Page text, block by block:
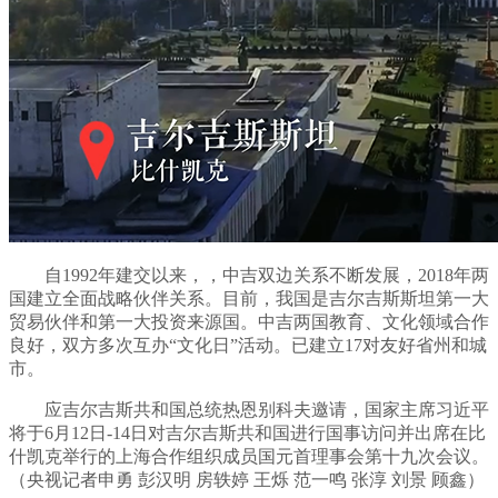
自1992年建交以来，，中吉双边关系不断发展，2018年两
国建立全面战略伙伴关系。目前，我国是吉尔吉斯斯坦第一大
贸易伙伴和第一大投资来源国。中吉两国教育、文化领域合作
良好，双方多次互办“文化日”活动。已建立17对友好省州和城
市。
应吉尔吉斯共和国总统热恩别科夫邀请，国家主席习近平
将于6月12日-14日对吉尔吉斯共和国进行国事访问并出席在比
什凯克举行的上海合作组织成员国元首理事会第十九次会议。
（央视记者申勇 彭汉明 房轶婷 王烁 范一鸣 张淳 刘景 顾鑫）